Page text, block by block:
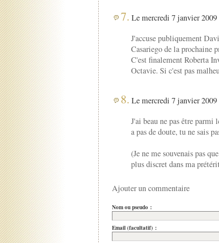
7. Le mercredi 7 janvier
J'accuse publiquement
Casariego de la prochaine
C'est finalement Roberta
Octavie. Si c'est pas
8. Le mercredi 7 janvier
J'ai beau ne pas être
a pas de doute, tu ne sais
(Je ne me souvenais pas
plus discret dans ma
Ajouter un commentaire
Nom ou pseudo :
Email (facultatif) :